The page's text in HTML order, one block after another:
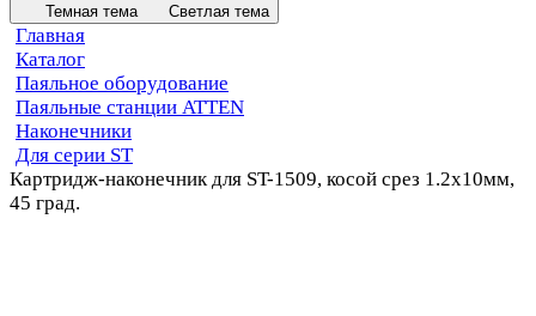
Темная тема Светлая тема
Главная
Каталог
Паяльное оборудование
Паяльные станции ATTEN
Наконечники
Для серии ST
Картридж-наконечник для ST-1509, косой срез 1.2х10мм,
45 град.